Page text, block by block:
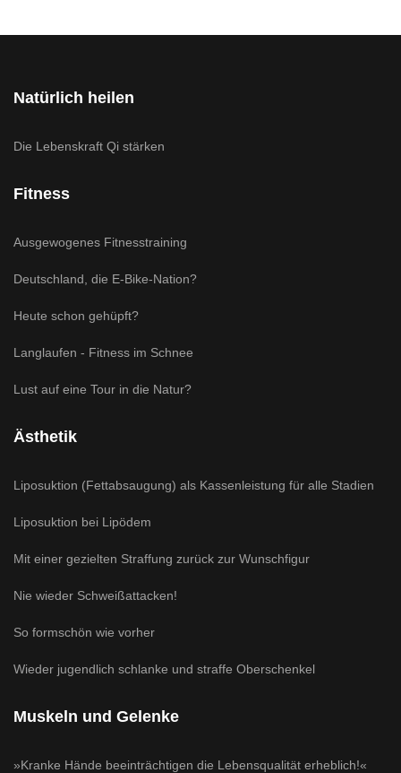
Natürlich heilen
Die Lebenskraft Qi stärken
Fitness
Ausgewogenes Fitnesstraining
Deutschland, die E-Bike-Nation?
Heute schon gehüpft?
Langlaufen - Fitness im Schnee
Lust auf eine Tour in die Natur?
Ästhetik
Liposuktion (Fettabsaugung) als Kassenleistung für alle Stadien
Liposuktion bei Lipödem
Mit einer gezielten Straffung zurück zur Wunschfigur
Nie wieder Schweißattacken!
So formschön wie vorher
Wieder jugendlich schlanke und straffe Oberschenkel
Muskeln und Gelenke
»Kranke Hände beeinträchtigen die Lebensqualität erheblich!«